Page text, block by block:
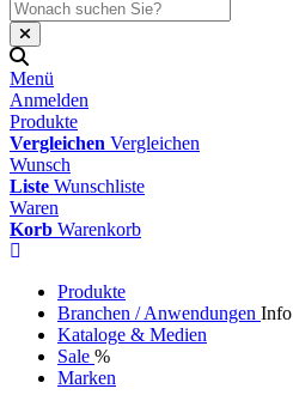
Menü
Anmelden
Produkte
Vergleichen Vergleichen
Wunsch
Liste Wunschliste
Waren
Korb Warenkorb
Produkte
Branchen / Anwendungen Info
Kataloge & Medien
Sale %
Marken